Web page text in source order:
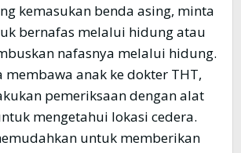
kemasukan benda asing, minta
bernafas melalui hidung atau
nafasnya melalui hidung.
membawa anak ke dokter THT,
pemeriksaan dengan alat
mengetahui lokasi cedera.
untuk memberikan